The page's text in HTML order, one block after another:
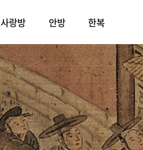
사랑방 안방 한복